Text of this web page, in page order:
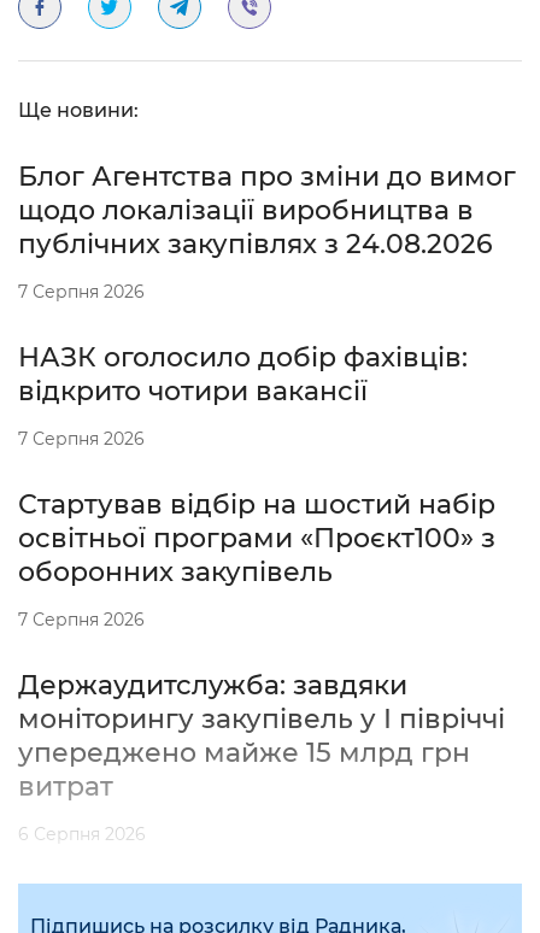
Ще новини:
Блог Агентства про зміни до вимог
щодо локалізації виробництва в
публічних закупівлях з 24.08.2026
7 Серпня 2026
НАЗК оголосило добір фахівців:
відкрито чотири вакансії
7 Серпня 2026
Стартував відбір на шостий набір
освітньої програми «Проєкт100» з
оборонних закупівель
7 Серпня 2026
Держаудитслужба: завдяки
моніторингу закупівель у І півріччі
упереджено майже 15 млрд грн
витрат
6 Серпня 2026
Підпишись на розсилку від Радника,